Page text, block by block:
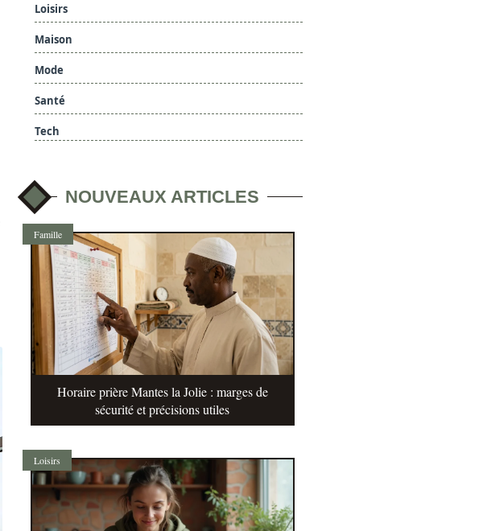
Loisirs
Maison
Mode
Santé
Tech
NOUVEAUX ARTICLES
Famille
Horaire prière Mantes la Jolie : marges de
sécurité et précisions utiles
Loisirs